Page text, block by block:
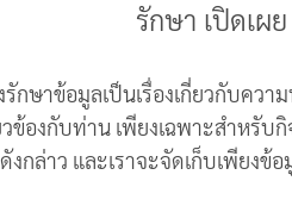
รักษา เปิดเผ
กษาข้อมูลเป็นเรื่องเกี่ยวกับควา
ข้องกับท่าน เพียงเฉพาะสำหรับ
งกล่าว และเราจะจัดเก็บเพียง